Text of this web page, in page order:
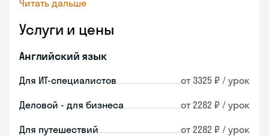
Читать дальше
Услуги и цены
Английский язык
Для ИТ-специалистов от 3325 ₽ / урок
Деловой - для бизнеса от 2282 ₽ / урок
Для путешествий от 2282 ₽ / урок